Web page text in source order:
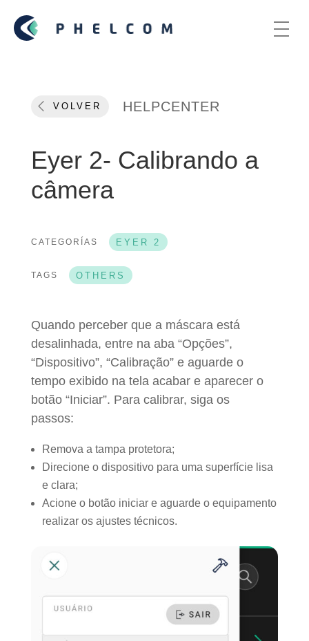
VOLVER HELPCENTER
Eyer 2- Calibrando a
câmera
CATEGORÍAS EYER 2
TAGS OTHERS
Quando perceber que a máscara está
desalinhada, entre na aba “Opções”,
“Dispositivo”, “Calibração” e aguarde o
tempo exibido na tela acabar e aparecer o
botão “Iniciar”. Para calibrar, siga os
passos:
Remova a tampa protetora;
Direcione o dispositivo para uma superfície lisa
e clara;
Acione o botão iniciar e aguarde o equipamento
realizar os ajustes técnicos.